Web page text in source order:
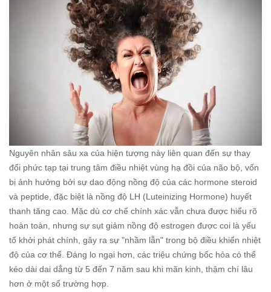
Nguyên nhân sâu xa của hiện tượng này liên quan đến sự thay
đổi phức tạp tại trung tâm điều nhiệt vùng hạ đồi của não bộ, vốn
bị ảnh hưởng bởi sự dao động nồng độ của các hormone steroid
và peptide, đặc biệt là nồng độ LH (Luteinizing Hormone) huyết
thanh tăng cao. Mặc dù cơ chế chính xác vẫn chưa được hiểu rõ
hoàn toàn, nhưng sự sụt giảm nồng độ estrogen được coi là yếu
tố khởi phát chính, gây ra sự "nhầm lẫn" trong bộ điều khiển nhiệt
độ của cơ thể. Đáng lo ngại hơn, các triệu chứng bốc hỏa có thể
kéo dài dai dẳng từ 5 đến 7 năm sau khi mãn kinh, thậm chí lâu
hơn ở một số trường hợp.